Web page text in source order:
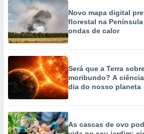
Novo mapa digital
florestal na
ondas de calor
Será que a Terra
moribundo? A
dia do nosso planeta
As cascas de ovo